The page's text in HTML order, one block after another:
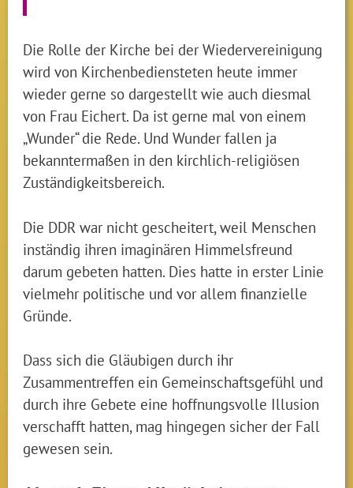
Die Rolle der Kirche bei der Wiedervereinigung
wird von Kirchenbediensteten heute immer
wieder gerne so dargestellt wie auch diesmal
von Frau Eichert. Da ist gerne mal von einem
„Wunder“ die Rede. Und Wunder fallen ja
bekanntermaßen in den kirchlich-religiösen
Zuständigkeitsbereich.
Die DDR war nicht gescheitert, weil Menschen
inständig ihren imaginären Himmelsfreund
darum gebeten hatten. Dies hatte in erster Linie
vielmehr politische und vor allem finanzielle
Gründe.
Dass sich die Gläubigen durch ihr
Zusammentreffen ein Gemeinschaftsgefühl und
durch ihre Gebete eine hoffnungsvolle Illusion
verschafft hatten, mag hingegen sicher der Fall
gewesen sein.